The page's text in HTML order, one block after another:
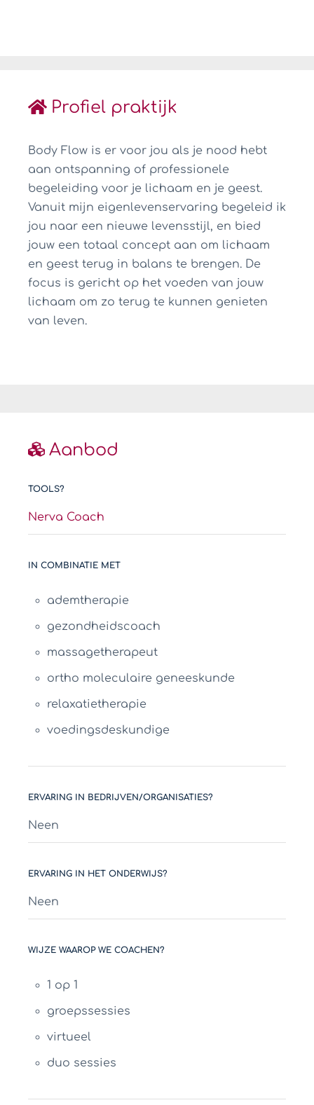
Profiel praktijk
Body Flow is er voor jou als je nood hebt
aan ontspanning of professionele
begeleiding voor je lichaam en je geest.
Vanuit mijn eigenlevenservaring begeleid ik
jou naar een nieuwe levensstijl, en bied
jouw een totaal concept aan om lichaam
en geest terug in balans te brengen. De
focus is gericht op het voeden van jouw
lichaam om zo terug te kunnen genieten
van leven.
Aanbod
TOOLS?
Nerva Coach
IN COMBINATIE MET
ademtherapie
gezondheidscoach
massagetherapeut
ortho moleculaire geneeskunde
relaxatietherapie
voedingsdeskundige
ERVARING IN BEDRIJVEN/ORGANISATIES?
Neen
ERVARING IN HET ONDERWIJS?
Neen
WIJZE WAAROP WE COACHEN?
1 op 1
groepssessies
virtueel
duo sessies